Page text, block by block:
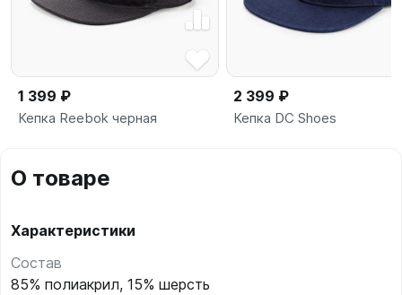
1 399 ₽
Кепка Reebok черная
2 399 ₽
Кепка DC Shoes
О товаре
Характеристики
Состав
85% полиакрил, 15% шерсть